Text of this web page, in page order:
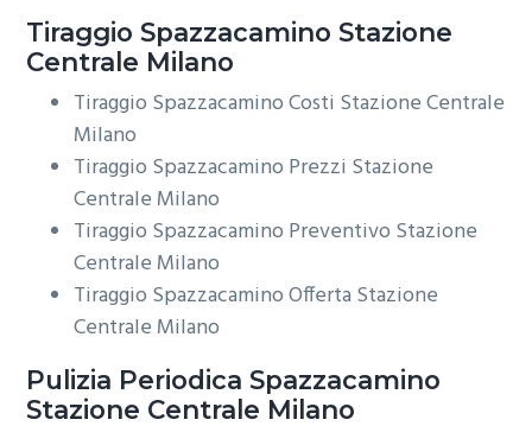
Tiraggio Spazzacamino Stazione
Centrale Milano
Tiraggio Spazzacamino Costi Stazione Centrale
Milano
Tiraggio Spazzacamino Prezzi Stazione
Centrale Milano
Tiraggio Spazzacamino Preventivo Stazione
Centrale Milano
Tiraggio Spazzacamino Offerta Stazione
Centrale Milano
Pulizia Periodica Spazzacamino
Stazione Centrale Milano